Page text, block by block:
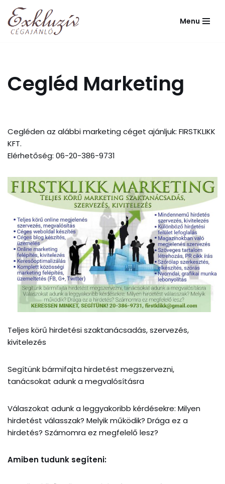
Skip
Menu
Cegléd Marketing
Cegléden az alábbi marketing céget ajánljuk: FIRSTKLIKK
KFT.
Elérhetőség: 06-20-386-9731
Teljes körű hirdetési szaktanácsadás, szervezés,
kivitelezés
Segítünk bármifajta hirdetést megszervezni,
tanácsokat adunk a megvalósításra
Válaszokat adunk a leggyakoribb kérdésekre: Milyen
hirdetést válasszak? Melyik működik? Drága ez a
hirdetés? Számomra ez megfelelő lesz?
Amiben tudunk segíteni: